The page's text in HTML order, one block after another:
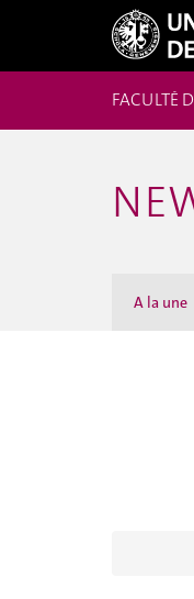
FACULTÉ
A la une